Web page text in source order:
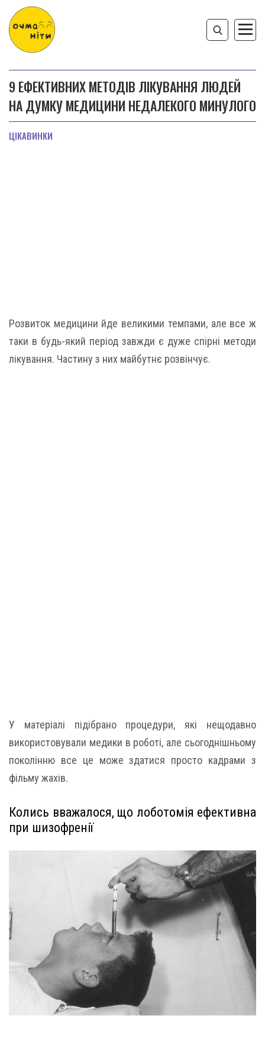
9 ЕФЕКТИВНИХ МЕТОДІВ ЛІКУВАННЯ ЛЮДЕЙ
НА ДУМКУ МЕДИЦИНИ НЕДАЛЕКОГО МИНУЛОГО
ЦІКАВИНКИ
Розвиток медицини йде великими темпами, але все ж
таки в будь-який період завжди є дуже спірні методи
лікування. Частину з них майбутнє розвінчує.
У матеріалі підібрано процедури, які нещодавно
використовували медики в роботі, але сьогоднішньому
поколінню все це може здатися просто кадрами з
фільму жахів.
Колись вважалося, що лоботомія ефективна
при шизофренії